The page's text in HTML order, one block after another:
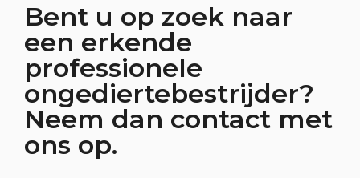
Bent u op zoek naar
een erkende
professionele
ongediertebestrijder?
Neem dan contact met
ons op.